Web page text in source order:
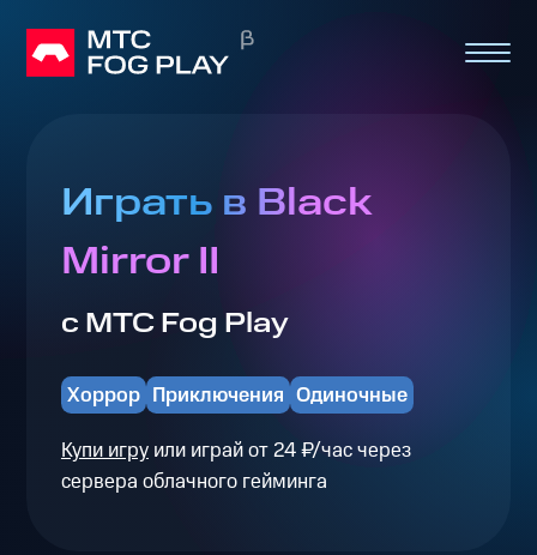
Играть в Black
Mirror II
с МТС Fog Play
Хоррор Приключения Одиночные
Купи игруили играй от 24 ₽/час через
сервера облачного гейминга